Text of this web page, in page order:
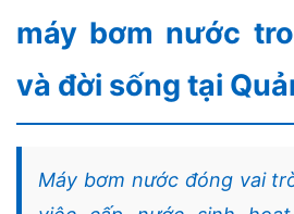
máy bơm nước
và đời sống tại
Máy bơm nước đóng vai